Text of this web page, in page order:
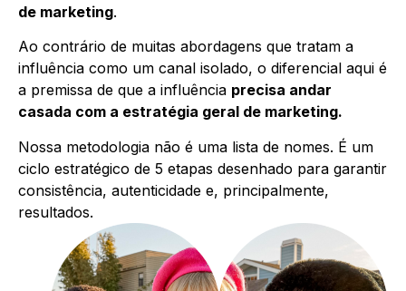
de marketing.
Ao contrário de muitas abordagens que tratam a
influência como um canal isolado, o diferencial aqui é
a premissa de que a influência precisa andar
casada com a estratégia geral de marketing.
Nossa metodologia não é uma lista de nomes. É um
ciclo estratégico de 5 etapas desenhado para garantir
consistência, autenticidade e, principalmente,
resultados.